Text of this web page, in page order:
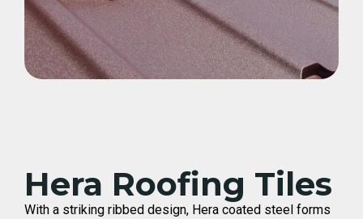
Hera Roofing Tiles
With a striking ribbed design, Hera coated steel forms